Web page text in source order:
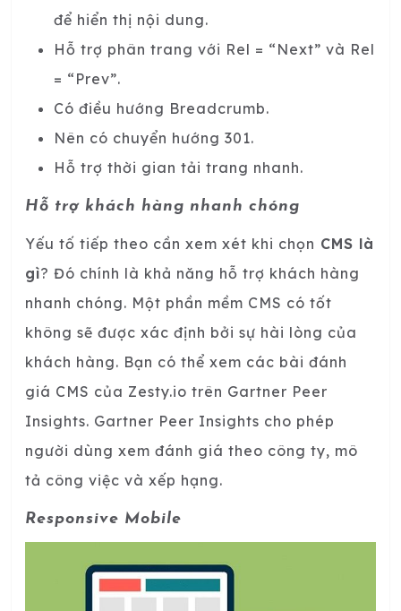
để hiển thị nội dung.
Hỗ trợ phân trang với Rel = “Next” và Rel
= “Prev”.
Có điều hướng Breadcrumb.
Nên có chuyển hướng 301.
Hỗ trợ thời gian tải trang nhanh.
Hỗ trợ khách hàng nhanh chóng
Yếu tố tiếp theo cần xem xét khi chọn CMS là
gì? Đó chính là khả năng hỗ trợ khách hàng
nhanh chóng. Một phần mềm CMS có tốt
không sẽ được xác định bởi sự hài lòng của
khách hàng. Bạn có thể xem các bài đánh
giá CMS của Zesty.io trên Gartner Peer
Insights. Gartner Peer Insights cho phép
người dùng xem đánh giá theo công ty, mô
tả công việc và xếp hạng.
Responsive Mobile